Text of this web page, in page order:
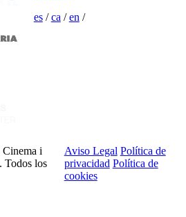
es/ca /en /
i
Todos los
Aviso Legal Política de
privacidad Política de
cookies